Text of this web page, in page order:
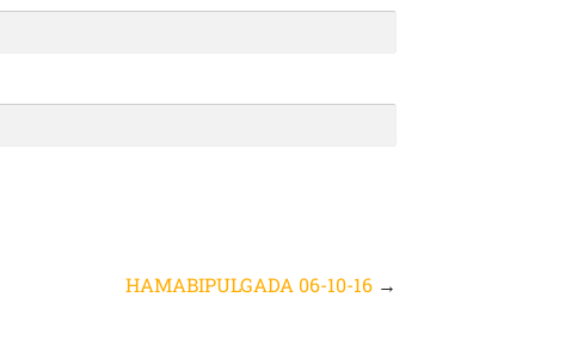
HAMABIPULGADA 06-10-16 →